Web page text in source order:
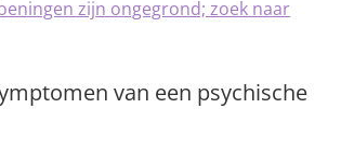
zijn ongegrond; zoek naar
van een psychische